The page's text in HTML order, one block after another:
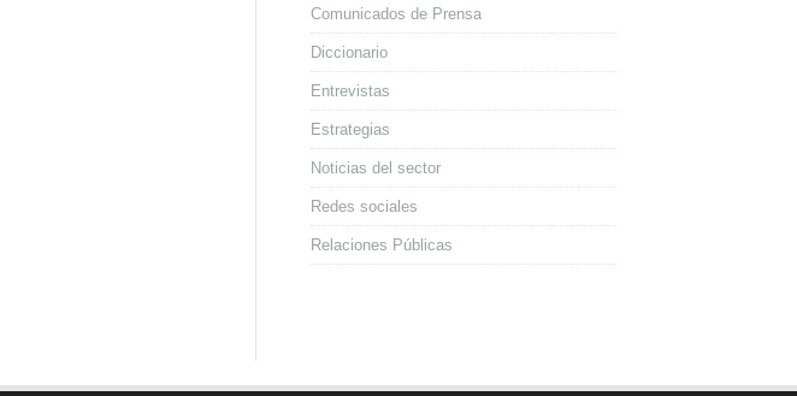
Comunicados de Prensa
Diccionario
Entrevistas
Estrategias
Noticias del sector
Redes sociales
Relaciones Públicas